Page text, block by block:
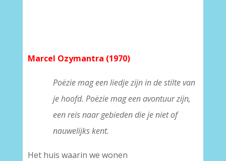
Marcel Ozymantra (1970)
Poëzie mag een liedje zijn in de stilte van
je hoofd. Poëzie mag een avontuur zijn,
een reis naar gebieden die je niet of
nauwelijks kent.
Het huis waarin we wonen